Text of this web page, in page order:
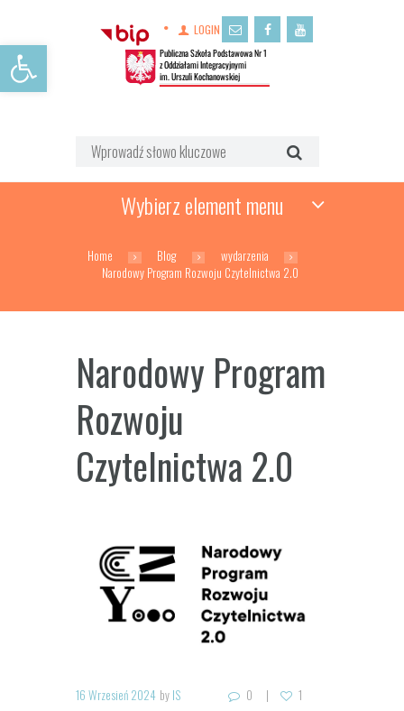
Open toolbar
LOGIN
Wybierz element menu
Home Blog
wydarzenia
Narodowy Program Rozwoju Czytelnictwa 2.0
Narodowy Program
Rozwoju
Czytelnictwa 2.0
16 Wrzesień 2024 by IS 0 1